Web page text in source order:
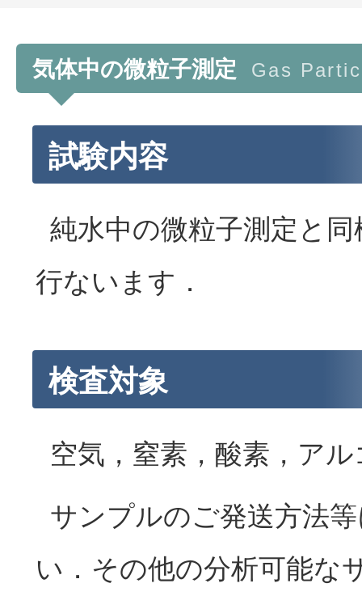
気体中の微粒子測定 Gas
試験内容
純水中の微粒子測定と
行ないます．
検査対象
空気，窒素，酸素，ア
サンプルのご発送方法
い．その他の分析可能な